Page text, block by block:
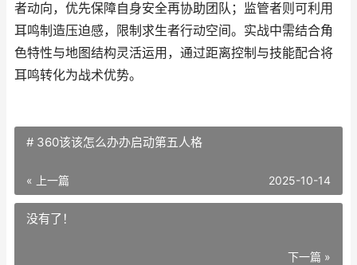
者动向，优先保障自身安全再协助团队；监管者则可利用
耳鸣制造压迫感，限制求生者行动空间。实战中需结合角
色特性与地图结构灵活运用，通过距离控制与技能配合将
耳鸣转化为战术优势。
# 360该该怎么办办启动第五人格
« 上一篇 2025-10-14
没有了！
下一篇 »